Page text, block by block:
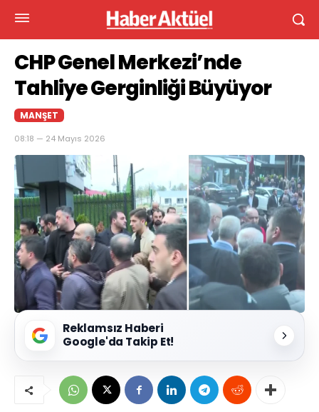
CHP Genel Merkezi’nde
Tahliye Gerginliği Büyüyor
MANŞET
08:18 — 24 Mayıs 2026
Reklamsız Haberi
Google'da Takip Et!